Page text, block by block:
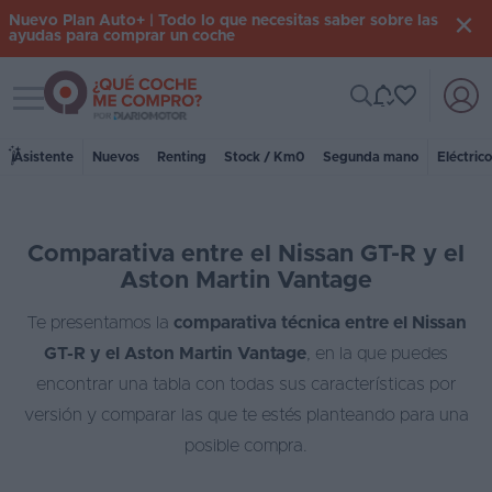
Iniciar
Coches
Renting
Suscripción
Stock
Nuevo Plan Auto+ | Todo lo que necesitas saber sobre las
ayudas para comprar un coche
Toggle navigation
Asistente Nuevos Renting Stock / Km0 Segunda mano
Comparativa entre el Nissan GT-R y el
Aston Martin Vantage
Te presentamos la comparativa técnica entre el Nissan
GT-R y el Aston Martin Vantage , en la que puedes
encontrar una tabla con todas sus características por
versión y comparar las que te estés planteando para una
posible compra.